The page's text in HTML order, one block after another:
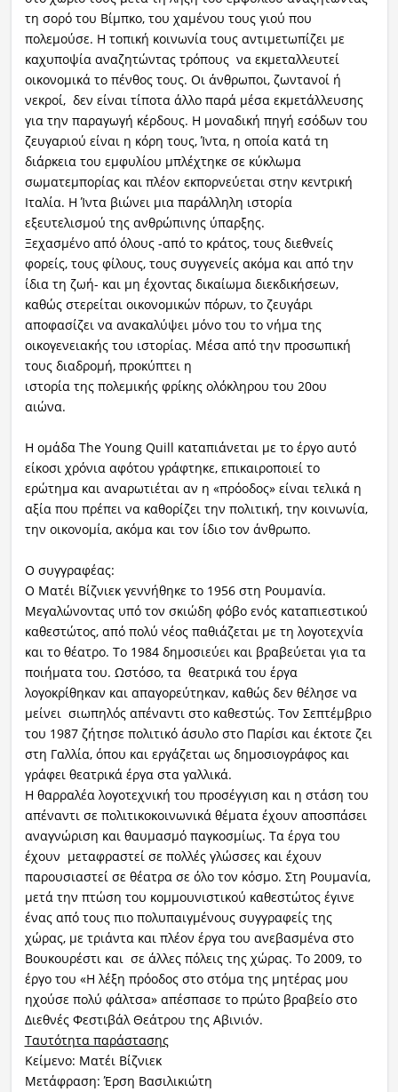
τη σορό του Βίμπκο, του χαμένου τους γιού που
πολεμούσε. Η τοπική κοινωνία τους αντιμετωπίζει με
καχυποψία αναζητώντας τρόπους να εκμεταλλευτεί
οικονομικά το πένθος τους. Οι άνθρωποι, ζωντανοί ή
νεκροί, δεν είναι τίποτα άλλο παρά μέσα εκμετάλλευσης
για την παραγωγή κέρδους. Η μοναδική πηγή εσόδων του
ζευγαριού είναι η κόρη τους, Ίντα, η οποία κατά τη
διάρκεια του εμφυλίου μπλέχτηκε σε κύκλωμα
σωματεμπορίας και πλέον εκπορνεύεται στην κεντρική
Ιταλία. Η Ίντα βιώνει μια παράλληλη ιστορία
εξευτελισμού της ανθρώπινης ύπαρξης.
Ξεχασμένο από όλους -από το κράτος, τους διεθνείς
φορείς, τους φίλους, τους συγγενείς ακόμα και από την
ίδια τη ζωή- και μη έχοντας δικαίωμα διεκδικήσεων,
καθώς στερείται οικονομικών πόρων, το ζευγάρι
αποφασίζει να ανακαλύψει μόνο του το νήμα της
οικογενειακής του ιστορίας. Μέσα από την προσωπική
τους διαδρομή, προκύπτει η
ιστορία της πολεμικής φρίκης ολόκληρου του 20ου
αιώνα.
Η ομάδα The Young Quill καταπιάνεται με το έργο αυτό
είκοσι χρόνια αφότου γράφτηκε, επικαιροποιεί το
ερώτημα και αναρωτιέται αν η «πρόοδος» είναι τελικά η
αξία που πρέπει να καθορίζει την πολιτική, την κοινωνία,
την οικονομία, ακόμα και τον ίδιο τον άνθρωπο.
Ο συγγραφέας:
Ο Ματέι Βίζνιεκ γεννήθηκε το 1956 στη Ρουμανία.
Μεγαλώνοντας υπό τον σκιώδη φόβο ενός καταπιεστικού
καθεστώτος, από πολύ νέος παθιάζεται με τη λογοτεχνία
και το θέατρο. Το 1984 δημοσιεύει και βραβεύεται για τα
ποιήματα του. Ωστόσο, τα θεατρικά του έργα
λογοκρίθηκαν και απαγορεύτηκαν, καθώς δεν θέλησε να
μείνει σιωπηλός απέναντι στο καθεστώς. Τον Σεπτέμβριο
του 1987 ζήτησε πολιτικό άσυλο στο Παρίσι και έκτοτε ζει
στη Γαλλία, όπου και εργάζεται ως δημοσιογράφος και
γράφει θεατρικά έργα στα γαλλικά.
Η θαρραλέα λογοτεχνική του προσέγγιση και η στάση του
απέναντι σε πολιτικοκοινωνικά θέματα έχουν αποσπάσει
αναγνώριση και θαυμασμό παγκοσμίως. Τα έργα του
έχουν μεταφραστεί σε πολλές γλώσσες και έχουν
παρουσιαστεί σε θέατρα σε όλο τον κόσμο. Στη Ρουμανία,
μετά την πτώση του κομμουνιστικού καθεστώτος έγινε
ένας από τους πιο πολυπαιγμένους συγγραφείς της
χώρας, με τριάντα και πλέον έργα του ανεβασμένα στο
Βουκουρέστι και σε άλλες πόλεις της χώρας. Το 2009, το
έργο του «Η λέξη πρόοδος στο στόμα της μητέρας μου
ηχούσε πολύ φάλτσα» απέσπασε το πρώτο βραβείο στο
Διεθνές Φεστιβάλ Θεάτρου της Αβινιόν.
Ταυτότητα παράστασης
Κείμενο: Ματέι Βίζνιεκ
Μετάφραση: Έρση Βασιλικιώτη